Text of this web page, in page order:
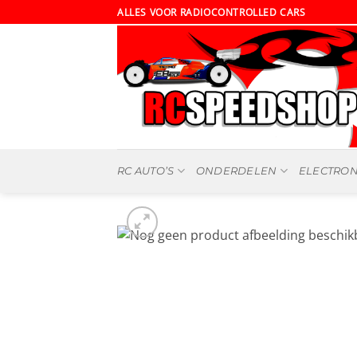
naar
ALLES VOOR RADIOCONTROLLED CARS
RC AUTO’S ONDERDELEN